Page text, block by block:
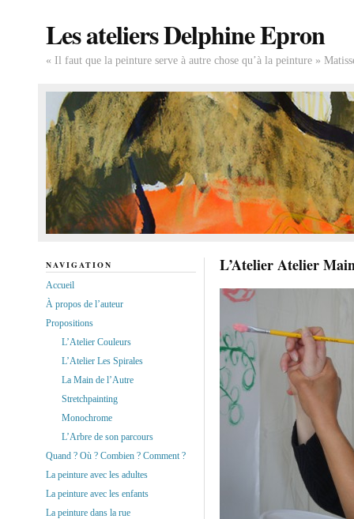
Les ateliers Delphine Epron
« Il faut que la peinture serve à autre chose qu’à la peinture »
L’Atelier Atelier
NAVIGATION
Accueil
À propos de l’auteur
Propositions
L’Atelier Couleurs
L’Atelier Les Spirales
La Main de l’Autre
Stretchpainting
Monochrome
L’Arbre de son parcours
Quand ? Où ? Combien ? Comment ?
La peinture avec les adultes
La peinture avec les enfants
La peinture dans la rue